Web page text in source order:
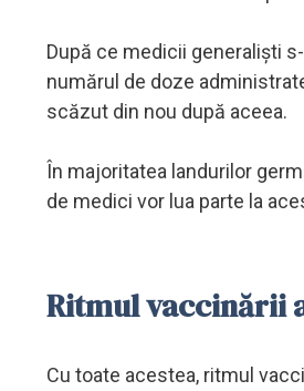
După ce medicii generalişti
numărul de doze
scăzut din nou după aceea.
În majoritatea landurilor
de medici vor lua parte la
Ritmul vaccinării
Cu toate acestea, ritmul